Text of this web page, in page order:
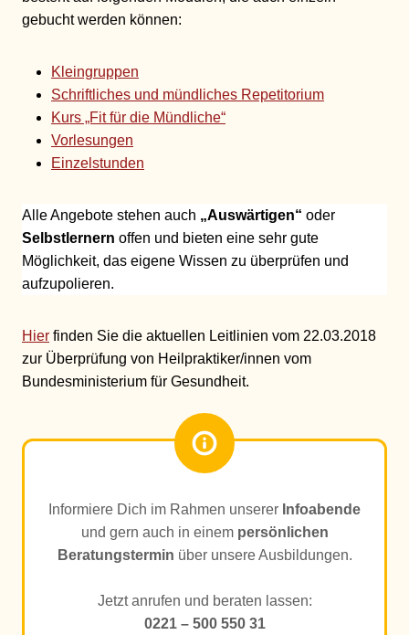
gebucht werden können:
Kleingruppen
Schriftliches und mündliches Repetitorium
Kurs „Fit für die Mündliche“
Vorlesungen
Einzelstunden
Alle Angebote stehen auch „Auswärtigen“ oder
Selbstlernern offen und bieten eine sehr gute
Möglichkeit, das eigene Wissen zu überprüfen und
aufzupolieren.
Hier finden Sie die aktuellen Leitlinien vom 22.03.2018
zur Überprüfung von Heilpraktiker/innen vom
Bundesministerium für Gesundheit.
Informiere Dich im Rahmen unserer Infoabende
und gern auch in einem persönlichen
Beratungstermin über unsere Ausbildungen.
Jetzt anrufen und beraten lassen:
0221 – 500 550 31